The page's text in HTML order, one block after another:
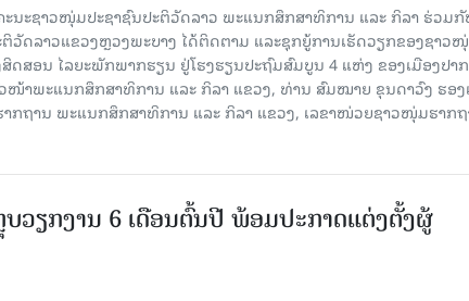
ນະຊາວໜຸ່ມປະຊາຊົນປະຕິວັດລາວ ພະແນກສຶກສາທິການ ແລະ ກິລາ ຮ່ວມກັ
ວັດລາວແຂວງຫຼວງພະບາງ ໄດ້ຕິດຕາມ ແລະຊຸກຍູ້ການເຮັດວຽກຂອງຊາວ
ສອນ ໄລຍະພັກພາກຮຽນ ຢູ່ໂຮງຮຽນປະຖົມສົມບູນ 4 ແຫ່ງ ຂອງເມືອງປາ
າພະແນກສຶກສາທິການ ແລະ ກິລາ ແຂວງ, ທ່ານ ສົມໝາຍ ຂຸນດາວົງ ຮອງ
ຖານ ພະແນກສຶກສາທິການ ແລະ ກິລາ ແຂວງ, ເລຂາໜ່ວຍຊາວໜຸ່ມຮາກ
ວຽກງານ 6 ເດືອນຕົ້ນປີ ພ້ອມປະກາດແຕ່ງຕັ້ງຜູ້